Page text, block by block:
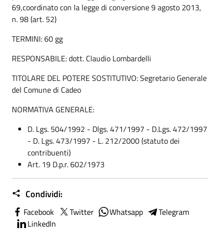
69,coordinato con la legge di conversione 9 agosto 2013,
n. 98 (art. 52)
TERMINI: 60 gg
RESPONSABILE: dott. Claudio Lombardelli
TITOLARE DEL POTERE SOSTITUTIVO: Segretario Generale
del Comune di Cadeo
NORMATIVA GENERALE:
D. Lgs. 504/1992 - Dlgs. 471/1997 - D.Lgs. 472/1997
- D. Lgs. 473/1997 - L. 212/2000 (statuto dei
contribuenti)
Art. 19 D.p.r. 602/1973
Condividi:
Facebook Twitter Whatsapp
Telegram
LinkedIn